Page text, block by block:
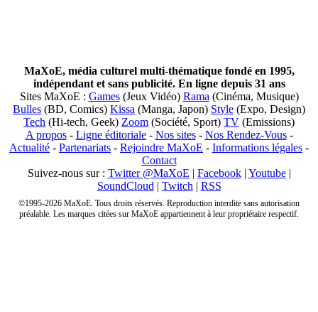
MaXoE, média culturel multi-thématique fondé en 1995,
indépendant et sans publicité. En ligne depuis 31 ans
Sites MaXoE : Games(Jeux Vidéo) Rama (Cinéma, Musique)
Bulles (BD, Comics) Kissa (Manga, Japon) Style (Expo, Design)
Tech (Hi-tech, Geek) Zoom (Société, Sport) TV (Emissions)
A propos- Ligne éditoriale- Nos sites- Nos Rendez-Vous-
Actualité - Partenariats - Rejoindre MaXoE - Informations légales -
Contact
Suivez-nous sur : Twitter @MaXoE | Facebook| Youtube|
SoundCloud | Twitch | RSS
©1995-2026 MaXoE. Tous droits réservés. Reproduction interdite sans autorisation
préalable. Les marques citées sur MaXoE appartiennent à leur propriétaire respectif.